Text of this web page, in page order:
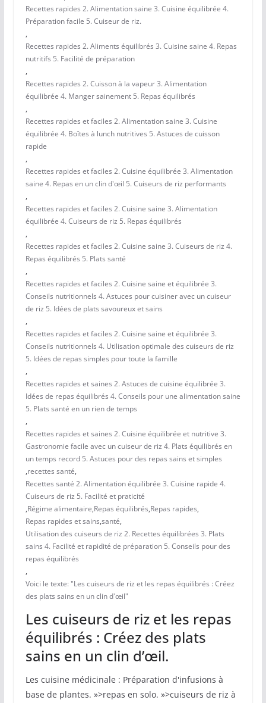
Recettes rapides 2. Alimentation saine 3. Cuisine équilibrée 4.
Préparation facile 5. Cuiseur de riz.
,
Recettes rapides 2. Aliments équilibrés 3. Cuisine saine 4. Repas
nutritifs 5. Facilité de préparation
,
Recettes rapides 2. Cuisson à la vapeur 3. Alimentation
équilibrée 4. Manger sainement 5. Repas équilibrés
,
Recettes rapides et faciles 2. Alimentation saine 3. Cuisine
équilibrée 4. Boîtes à lunch nutritives 5. Astuces de cuisson
rapide
,
Recettes rapides et faciles 2. Cuisine équilibrée 3. Alimentation
saine 4. Repas en un clin d'œil 5. Cuiseurs de riz performants
,
Recettes rapides et faciles 2. Cuisine saine 3. Alimentation
équilibrée 4. Cuiseurs de riz 5. Repas équilibrés
,
Recettes rapides et faciles 2. Cuisine saine 3. Cuiseurs de riz 4.
Repas équilibrés 5. Plats santé
,
Recettes rapides et faciles 2. Cuisine saine et équilibrée 3.
Conseils nutritionnels 4. Astuces pour cuisiner avec un cuiseur
de riz 5. Idées de plats savoureux et sains
,
Recettes rapides et faciles 2. Cuisine saine et équilibrée 3.
Conseils nutritionnels 4. Utilisation optimale des cuiseurs de riz
5. Idées de repas simples pour toute la famille
,
Recettes rapides et saines 2. Astuces de cuisine équilibrée 3.
Idées de repas équilibrés 4. Conseils pour une alimentation saine
5. Plats santé en un rien de temps
,
Recettes rapides et saines 2. Cuisine équilibrée et nutritive 3.
Gastronomie facile avec un cuiseur de riz 4. Plats équilibrés en
un temps record 5. Astuces pour des repas sains et simples
,recettes santé,
Recettes santé 2. Alimentation équilibrée 3. Cuisine rapide 4.
Cuiseurs de riz 5. Facilité et praticité
,Régime alimentaire,Repas équilibrés,Repas rapides,
Repas rapides et sains,santé,
Utilisation des cuiseurs de riz 2. Recettes équilibrées 3. Plats
sains 4. Facilité et rapidité de préparation 5. Conseils pour des
repas équilibrés
,
Voici le texte: "Les cuiseurs de riz et les repas équilibrés : Créez
des plats sains en un clin d'œil"
Les cuiseurs de riz et les repas
équilibrés : Créez des plats
sains en un clin d’œil.
Les⁢ cuisine médicinale : Préparation d'infusions à
base de plantes. »>repas en solo. »>cuiseurs de riz à